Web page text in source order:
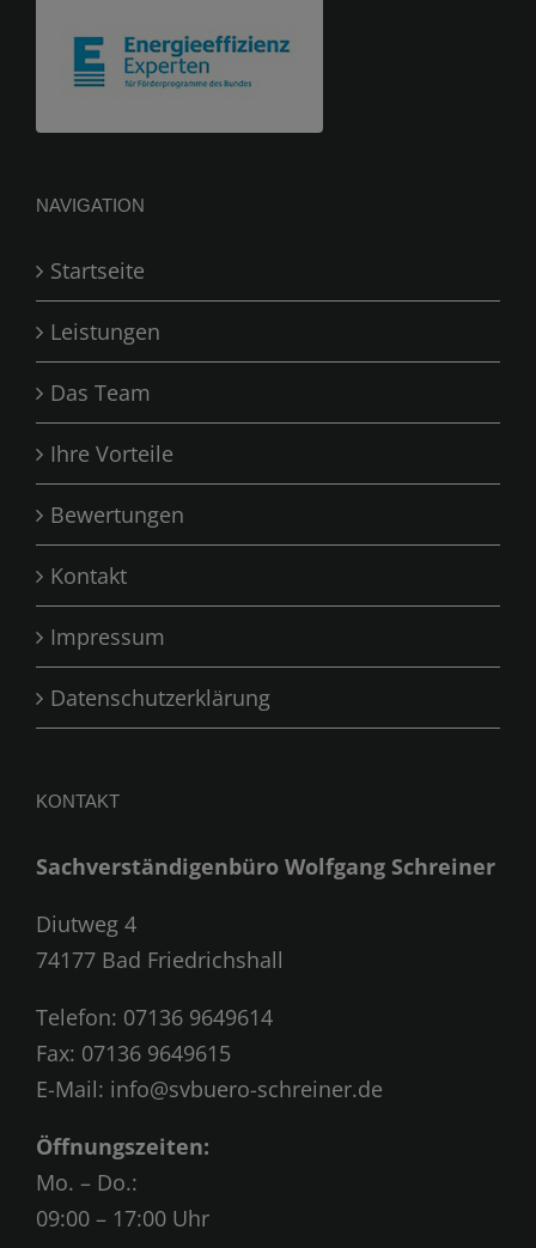
NAVIGATION
Startseite
Leistungen
Das Team
Ihre Vorteile
Bewertungen
Kontakt
Impressum
Datenschutzerklärung
KONTAKT
Sachverständigenbüro Wolfgang Schreiner
Diutweg 4
74177 Bad Friedrichshall
Telefon: 07136 9649614
Fax: 07136 9649615
E-Mail: info@svbuero-schreiner.de
Öffnungszeiten:
Mo. – Do.:
09:00 – 17:00 Uhr